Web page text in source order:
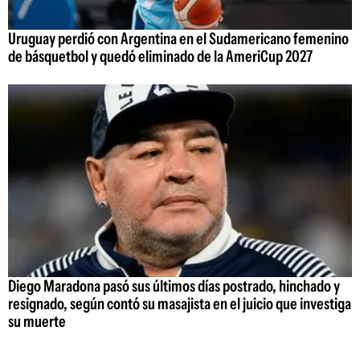
Uruguay perdió con Argentina en el Sudamericano femenino
de básquetbol y quedó eliminado de la AmeriCup 2027
Diego Maradona pasó sus últimos días postrado, hinchado y
resignado, según contó su masajista en el juicio que investiga
su muerte